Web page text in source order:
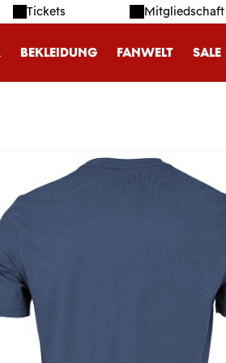
Tickets Mitgliedschaft
BEKLEIDUNG FANWELT SALE